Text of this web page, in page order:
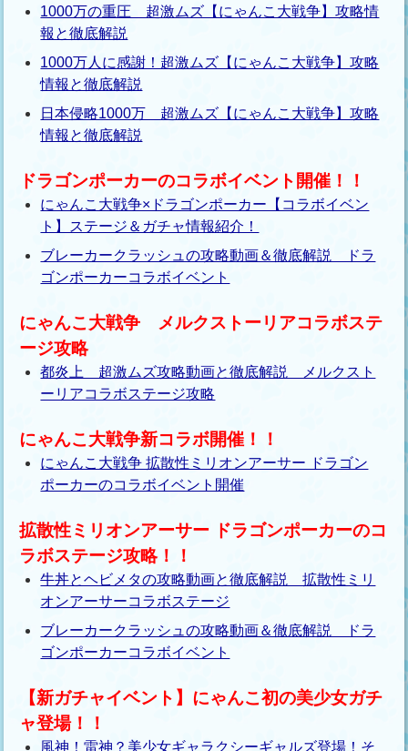
1000万の重圧 超激ムズ【にゃんこ大戦争】攻略情
報と徹底解説
1000万人に感謝！超激ムズ【にゃんこ大戦争】攻略
情報と徹底解説
日本侵略1000万 超激ムズ【にゃんこ大戦争】攻略
情報と徹底解説
ドラゴンポーカーのコラボイベント開催！！
にゃんこ大戦争×ドラゴンポーカー【コラボイベン
ト】ステージ＆ガチャ情報紹介！
ブレーカークラッシュの攻略動画＆徹底解説 ドラ
ゴンポーカーコラボイベント
にゃんこ大戦争 メルクストーリアコラボステ
ージ攻略
都炎上 超激ムズ攻略動画と徹底解説 メルクスト
ーリアコラボステージ攻略
にゃんこ大戦争新コラボ開催！！
にゃんこ大戦争 拡散性ミリオンアーサー ドラゴン
ポーカーのコラボイベント開催
拡散性ミリオンアーサー ドラゴンポーカーのコ
ラボステージ攻略！！
牛丼とヘビメタの攻略動画と徹底解説 拡散性ミリ
オンアーサーコラボステージ
ブレーカークラッシュの攻略動画＆徹底解説 ドラ
ゴンポーカーコラボイベント
【新ガチャイベント】にゃんこ初の美少女ガチ
ャ登場！！
風神！雷神？美少女ギャラクシーギャルズ登場！そ